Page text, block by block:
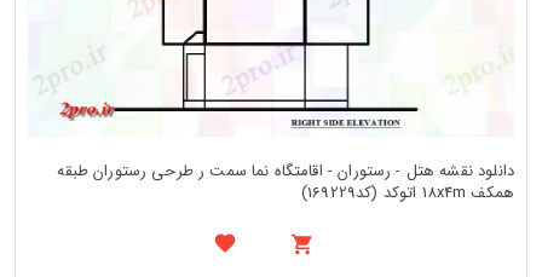
دانلود نقشه هتل - رستوران - اقامتگاه نما سمت ر طرحی رستوران طبقه
همکف 18x4m اتوکد (کد169229)